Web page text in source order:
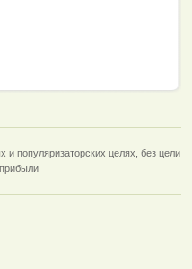
популяризаторских целях, без цели